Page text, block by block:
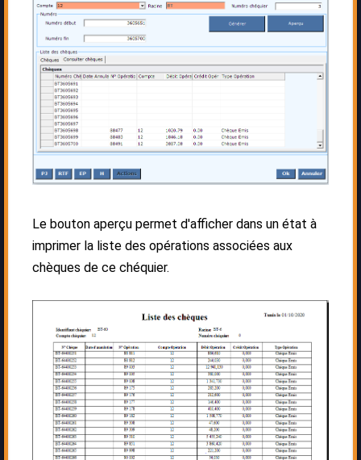
Le bouton aperçu permet d'afficher dans un état à
imprimer la liste des opérations associées aux
chèques de ce chéquier.